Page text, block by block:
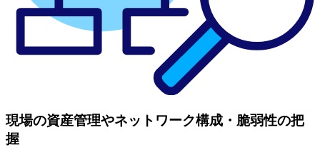
現場の資産管理やネットワーク構成・脆弱性の把
握